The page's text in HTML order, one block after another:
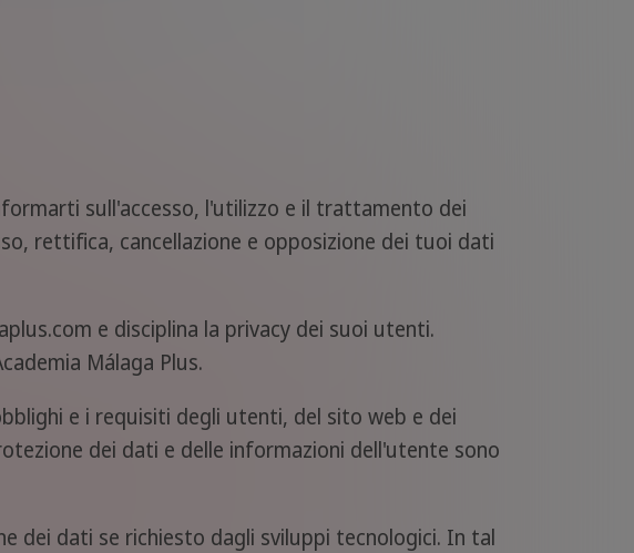
sull'accesso, l'utilizzo e il trattamento dei
rettifica, cancellazione e opposizione dei tuoi dati
e disciplina la privacy dei suoi utenti.
Málaga Plus.
e i requisiti degli utenti, del sito web e dei
dei dati e delle informazioni dell'utente sono
dei dati se richiesto dagli sviluppi tecnologici. In tal